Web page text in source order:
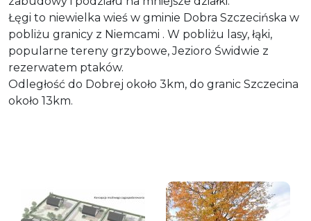
Łęgi to niewielka wieś w gminie Dobra Szczecińska w
pobliżu granicy z Niemcami . W pobliżu lasy, łąki,
popularne tereny grzybowe, Jezioro Świdwie z
rezerwatem ptaków.
Odległość do Dobrej około 3km, do granic Szczecina
około 13km.